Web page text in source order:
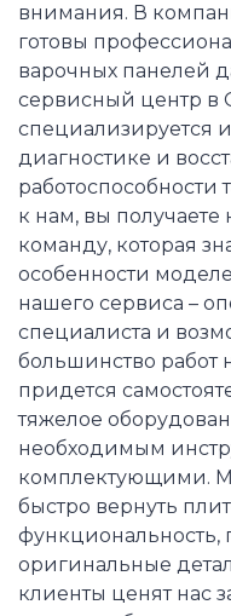
внимания. В
готовы
варочных панелей
сервисный центр в
специализируется
диагностике и
работоспособности
к нам, вы получаете
команду, которая
особенности
нашего сервиса –
специалиста и
большинство работ
придется
тяжелое
необходимым
комплектующими.
быстро вернуть
функциональность,
оригинальные
клиенты ценят нас